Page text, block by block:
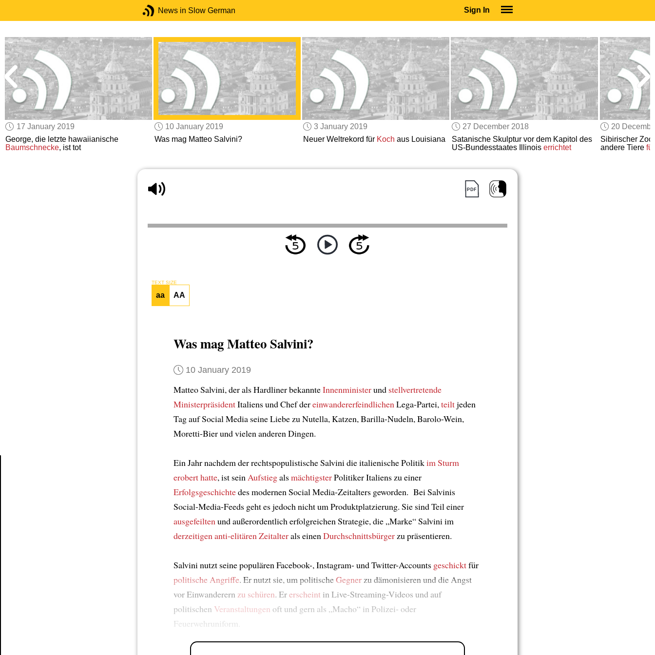
News in Slow German Sign In
SUBSCRIBE
EDUCATIONAL LICENSES
GIFT CARDS
OTHER LANGUAGES
ABOUT US
ALEXA
ADJUST COLORS
17 January 2019
George, die letzte hawaiianische
Baumschnecke, ist tot
10 January 2019
Was mag Matteo Salvini?
3 January 2019
Neuer Weltrekord für Koch aus Louisiana
27 December 2018
Satanische Skulptur vor dem Kapitol des
US-Bundesstaates Illinois errichtet
20
Sibirischer Zoo
andere Tiere
TEXT SIZE
aa AA
Was mag Matteo Salvini?
10 January 2019
Matteo Salvini, der als Hardliner bekannteInnenministerund stellvertretende
MinisterpräsidentItaliens und Chef dereinwandererfeindlichenLega-Partei,teiltjeden
Tag auf Social Media seine Liebe zu Nutella, Katzen, Barilla-Nudeln, Barolo-Wein,
Moretti-Bier und vielen anderen Dingen.
Ein Jahr nachdem der rechtspopulistische Salvini die italienische Politikim Sturm
erobert hatte, ist seinAufstiegalsmächtigsterPolitiker Italiens zu einer
Erfolgsgeschichtedes modernen Social Media-Zeitalters geworden. Bei Salvinis
Social-Media-Feeds geht es jedoch nicht um Produktplatzierung. Sie sind Teil einer
ausgefeiltenund außerordentlich erfolgreichen Strategie, die „Marke“ Salvini im
derzeitigen anti-elitären Zeitalterals einenDurchschnittsbürgerzu präsentieren.
Salvini nutzt seine populären Facebook-, Instagram- und Twitter-Accounts geschicktfür
politische Angriffe. Er nutzt sie, um politischeGegnerzu dämonisieren und die Angst
vor Einwanderern zu schüren. Ererscheint in Live-Streaming-Videos und auf
politischen Veranstaltungen oft und gern als „Macho“ in Polizei- oder
Feuerwehruniform.